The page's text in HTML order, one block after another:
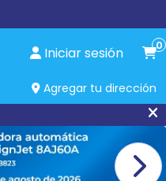
Iniciar sesión 0
Agregar tu dirección